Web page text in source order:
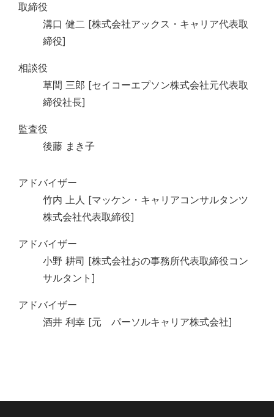
取締役
溝口 健二 [株式会社アックス・キャリア代表取
締役]
相談役
草間 三郎 [セイコーエプソン株式会社元代表取
締役社長]
監査役
後藤 まき子
アドバイザー
竹内 上人 [マッケン・キャリアコンサルタンツ
株式会社代表取締役]
アドバイザー
小野 耕司 [株式会社おの事務所代表取締役コン
サルタント]
アドバイザー
酒井 利幸 [元 パーソルキャリア株式会社]